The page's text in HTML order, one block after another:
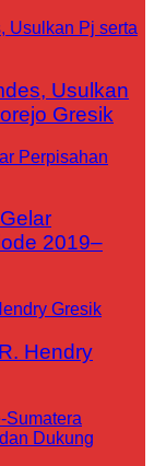
Usulkan
Gresik
2019–
Hendry